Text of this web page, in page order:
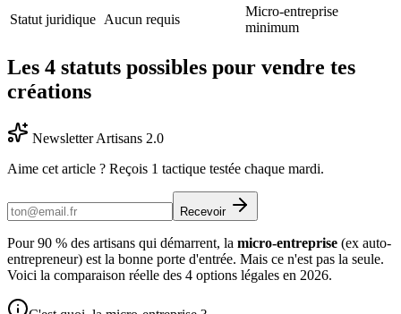
Statut juridique Aucun requis
Micro-entreprise
minimum
Les 4 statuts possibles pour vendre tes
créations
Newsletter Artisans 2.0
Aime cet article ? Reçois 1 tactique testée chaque mardi.
Recevoir
Pour 90 % des artisans qui démarrent, la micro-entreprise (ex auto-
entrepreneur) est la bonne porte d'entrée. Mais ce n'est pas la seule.
Voici la comparaison réelle des 4 options légales en 2026.